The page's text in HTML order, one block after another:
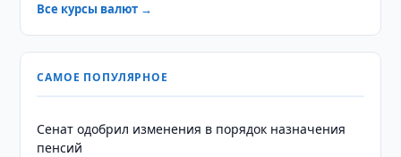
Все курсы валют →
САМОЕ ПОПУЛЯРНОЕ
Сенат одобрил изменения в порядок назначения
пенсий